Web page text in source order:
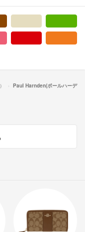
Paul Harnden(ポールハーデ